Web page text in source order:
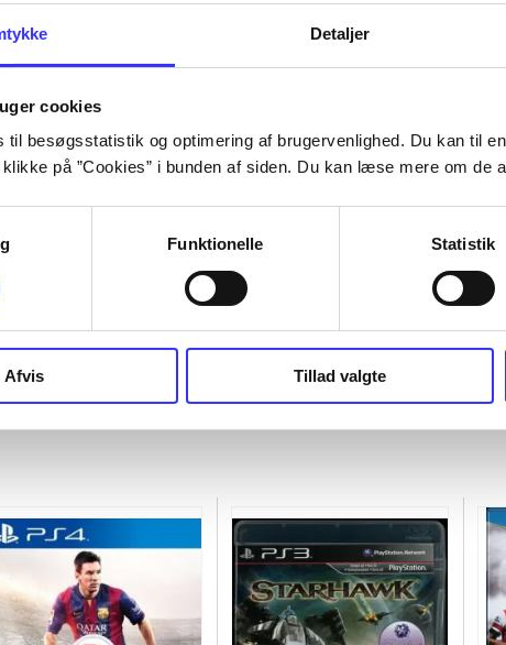
Detaljer
cookies
til besøgsstatistik og optimering af brugervenlighed. Du kan til
på ”Cookies” i bunden af siden. Du kan læse mere om de
Funktionelle Statistik
Afvis Tillad valgte
(Pc) NBA live (Pc)